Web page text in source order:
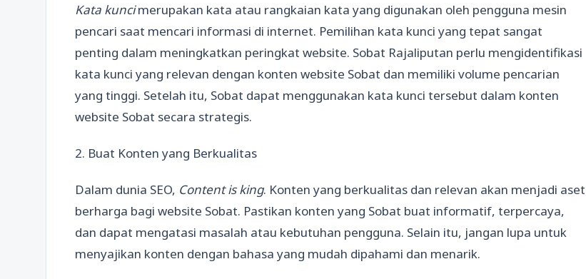
Kata kuncimerupakan kata atau rangkaian kata yang digunakan oleh pengguna mesin
pencari saat mencari informasi di internet. Pemilihan kata kunci yang tepat sangat
penting dalam meningkatkan peringkat website. Sobat Rajaliputan perlu mengidentifikasi
kata kunci yang relevan dengan konten website Sobat dan memiliki volume pencarian
yang tinggi. Setelah itu, Sobat dapat menggunakan kata kunci tersebut dalam konten
website Sobat secara strategis.
2. Buat Konten yang Berkualitas
Dalam dunia SEO, Content is king. Konten yang berkualitas dan relevan akan menjadi aset
berharga bagi website Sobat. Pastikan konten yang Sobat buat informatif, terpercaya,
dan dapat mengatasi masalah atau kebutuhan pengguna. Selain itu, jangan lupa untuk
menyajikan konten dengan bahasa yang mudah dipahami dan menarik.